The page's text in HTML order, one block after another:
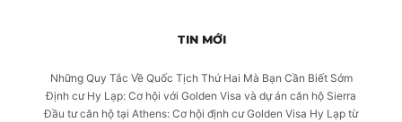
TIN MỚI
Những Quy Tắc Về Quốc Tịch Thứ Hai Mà Bạn Cần Biết Sớm
Định cư Hy Lạp: Cơ hội với Golden Visa và dự án căn hộ Sierra
Đầu tư căn hộ tại Athens: Cơ hội định cư Golden Visa Hy Lạp từ